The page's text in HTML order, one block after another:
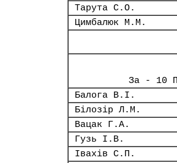
Тарута С.О.
Цимбалюк М.М.
За - 10
Балога В.І.
Білозір Л.М.
Вацак Г.А.
Гузь І.В.
Івахів С.П.